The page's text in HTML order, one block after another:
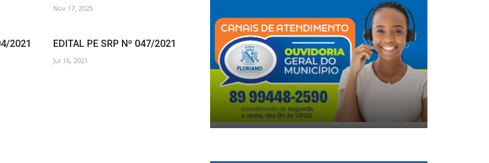
Nov 17, 2025
2021 EDITAL PE SRP Nº 047/2021
Jul 16, 2021